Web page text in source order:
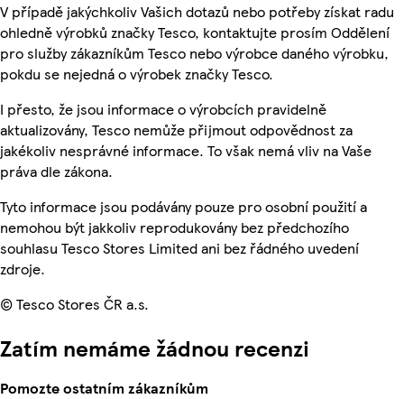
V případě jakýchkoliv Vašich dotazů nebo potřeby získat radu
ohledně výrobků značky Tesco, kontaktujte prosím Oddělení
pro služby zákazníkům Tesco nebo výrobce daného výrobku,
pokdu se nejedná o výrobek značky Tesco.
I přesto, že jsou informace o výrobcích pravidelně
aktualizovány, Tesco nemůže přijmout odpovědnost za
jakékoliv nesprávné informace. To však nemá vliv na Vaše
práva dle zákona.
Tyto informace jsou podávány pouze pro osobní použití a
nemohou být jakkoliv reprodukovány bez předchozího
souhlasu Tesco Stores Limited ani bez řádného uvedení
zdroje.
© Tesco Stores ČR a.s.
Zatím nemáme žádnou recenzi
Pomozte ostatním zákazníkům